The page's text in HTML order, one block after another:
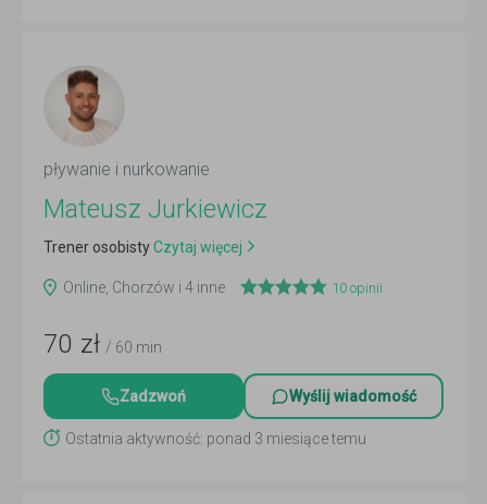
pływanie i nurkowanie
Mateusz Jurkiewicz
Trener osobistyCzytaj więcej
Online, Chorzów i 4 inne 10 opinii
70 zł / 60 min
Zadzwoń Wyślij wiadomość
Ostatnia aktywność: ponad 3 miesiące temu